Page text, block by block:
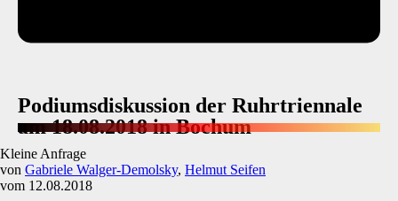
Podiumsdiskussion der Ruhrtriennale
am 18.08.2018 in Bochum
Kleine Anfrage
von Gabriele Walger-Demolsky, Helmut Seifen
vom 12.08.2018